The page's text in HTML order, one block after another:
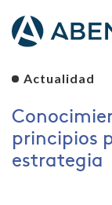
Actualidad
principios
estrategia